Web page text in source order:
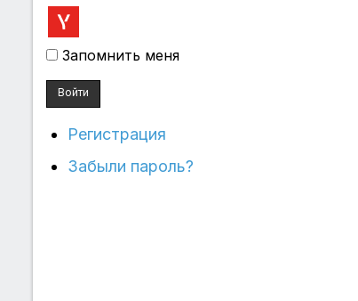
Запомнить меня
Войти
Регистрация
Забыли пароль?